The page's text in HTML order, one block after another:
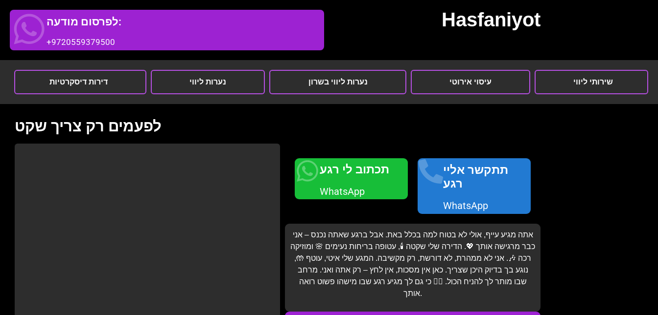
לפרסום מודעה:
+9720559379500
Hasfaniyot
דירות דיסקרטיות נערות ליווי נערות ליווי בשרון עיסוי אירוטי שירותי ליווי
לפעמים רק צריך שקט
תכתוב לי רגע
WhatsApp
תתקשר אליי
רגע
WhatsApp
אתה מגיע עייף, אולי לא בטוח למה בכלל באת. אבל ברגע שאתה נכנס – אני
כבר מרגישה אותך 💖. הדירה שלי שקטה 🕯️, עטופה בריחות נעימים 🌸 ומוזיקה
רכה 🎶. אני לא ממהרת, לא דורשת, רק מקשיבה. המגע שלי איטי, עוטף 🤲,
נוגע בך בדיוק היכן שצריך. כאן אין מסכות, אין לחץ – רק אתה ואני. מרחב
שבו מותר לך להניח הכול. 💆‍♂️ כי גם לך מגיע רגע שבו מישהו פשוט רואה
אותך.